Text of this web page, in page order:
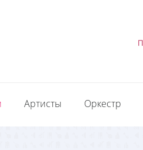
Артисты Оркестр